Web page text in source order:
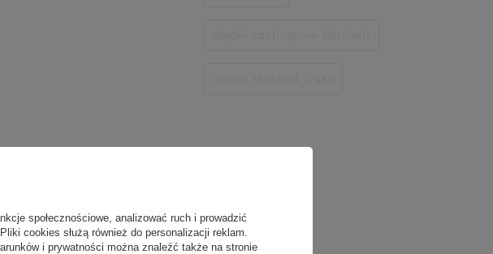
Napisz swoją opinię
społecznościowe, analizować ruch i prowadzić
cookies służą również do personalizacji reklam.
i prywatności można znaleźć także na stronie